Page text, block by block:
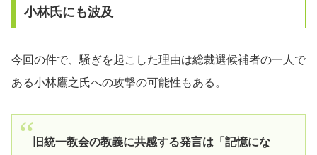
小林氏にも波及
今回の件で、騒ぎを起こした理由は総裁選候補者の一人で
ある小林鷹之氏への攻撃の可能性もある。
旧統一教会の教義に共感する発言は「記憶にな